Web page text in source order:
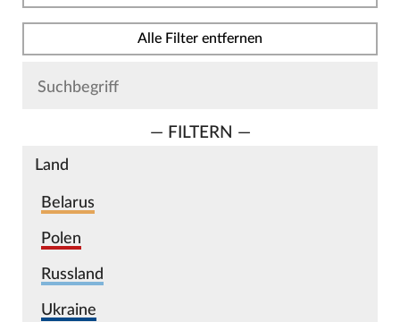
Alle Filter entfernen
— FILTERN —
Land
Belarus
Polen
Russland
Ukraine